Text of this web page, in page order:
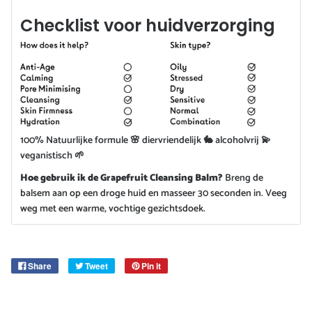
Checklist voor huidverzorging
100% Natuurlijke formule 🌸 diervriendelijk 🐇 alcoholvrij 💫
veganistisch 🌱
Hoe gebruik ik de Grapefruit Cleansing Balm? Breng de
balsem aan op een droge huid en masseer 30 seconden in. Veeg
weg met een warme, vochtige gezichtsdoek.
Share Tweet Pin it